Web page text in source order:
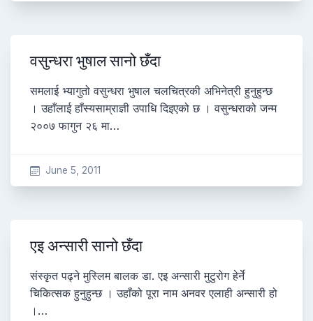
वसुन्धरा भुषाल सानो छँदा
समलाई भ्यागुतो वसुन्धरा भुषाल चलचित्रकी अभिनेत्री हुनुहुन्छ
। उहाँलाई हाँस्यसाम्राज्ञी उपाधि दिइएको छ । वसुन्धराको जन्म
२००७ फागुन २६ मा…
June 5, 2011
एइ अन्सारी सानो छँदा
संस्कृत पढ्ने मुस्लिम बालक डा. एइ अन्सारी मुटुरोग हेर्ने
चिकित्सक हुनुहुन्छ । उहाँको पूरा नाम अनवर एलाही अन्सारी हो
।…